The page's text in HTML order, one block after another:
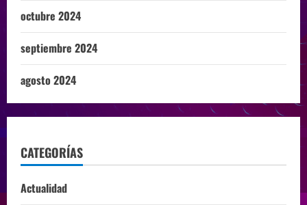
octubre 2024
septiembre 2024
agosto 2024
CATEGORÍAS
Actualidad